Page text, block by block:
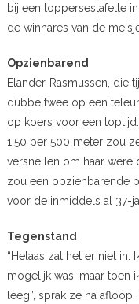
bij een toppersestafette
de winnares van de
Opzienbarend
Elander-Rasmussen, die
dubbeltwee op een
op koers voor een
1:50 per 500 meter zou
versnellen om haar
zou een opzienbarende
voor de inmiddels al 37-
Tegenstand
“Helaas zat het er niet
mogelijk was, maar toen
leeg”, sprak ze na